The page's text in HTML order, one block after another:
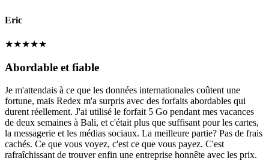
Eric
★★★★★
Abordable et fiable
Je m'attendais à ce que les données internationales coûtent une
fortune, mais Redex m'a surpris avec des forfaits abordables qui
durent réellement. J'ai utilisé le forfait 5 Go pendant mes vacances
de deux semaines à Bali, et c'était plus que suffisant pour les cartes,
la messagerie et les médias sociaux. La meilleure partie? Pas de frais
cachés. Ce que vous voyez, c'est ce que vous payez. C'est
rafraîchissant de trouver enfin une entreprise honnête avec les prix.